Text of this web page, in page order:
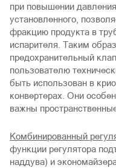
при повышении
установленного,
фракцию продукта в
испарителя. Таким
предохранительный
пользователю
быть использован в
конвертерах. Они
важны
Комбинированный
функции регулятора
наддува) и